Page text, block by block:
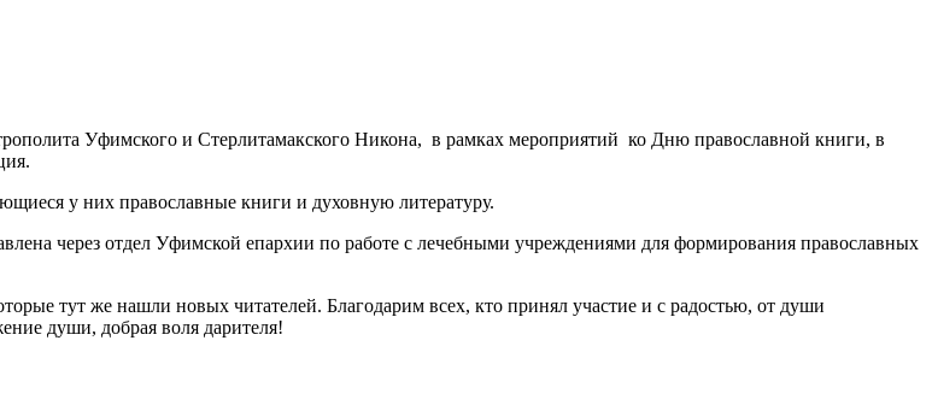
Уфимского и Стерлитамакского Никона, в рамках мероприятий ко Дню православной книги, в
у них православные книги и духовную литературу.
через отдел Уфимской епархии по работе с лечебными учреждениями для формирования православных
тут же нашли новых читателей. Благодарим всех, кто принял участие и c радостью, от души
души, добрая воля дарителя!